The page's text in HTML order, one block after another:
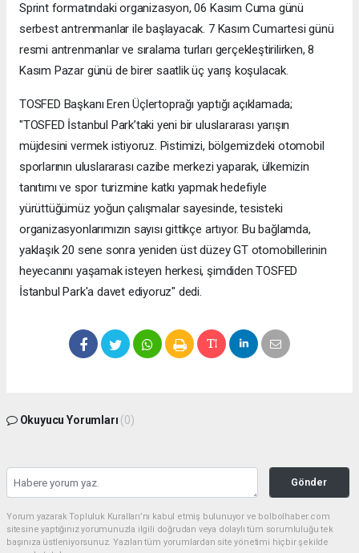
Sprint formatındaki organizasyon, 06 Kasım Cuma günü
serbest antrenmanlar ile başlayacak. 7 Kasım Cumartesi günü
resmi antrenmanlar ve sıralama turları gerçekleştirilirken, 8
Kasım Pazar günü de birer saatlik üç yarış koşulacak.
TOSFED Başkanı Eren Üçlertoprağı yaptığı açıklamada;
"TOSFED İstanbul Park’taki yeni bir uluslararası yarışın
müjdesini vermek istiyoruz. Pistimizi, bölgemizdeki otomobil
sporlarının uluslararası cazibe merkezi yaparak, ülkemizin
tanıtımı ve spor turizmine katkı yapmak hedefiyle
yürüttüğümüz yoğun çalışmalar sayesinde, tesisteki
organizasyonlarımızın sayısı gittikçe artıyor. Bu bağlamda,
yaklaşık 20 sene sonra yeniden üst düzey GT otomobillerinin
heyecanını yaşamak isteyen herkesi, şimdiden TOSFED
İstanbul Park'a davet ediyoruz" dedi.
Okuyucu Yorumları (0)
Gönder
Yorum yazarak Topluluk Kuralları’nı kabul etmiş bulunuyor ve bolbolhaber.com
sitesine yaptığınız yorumunuzla ilgili doğrudan veya dolaylı tüm sorumluluğu tek
başınıza üstleniyorsunuz. Yazılan tüm yorumlardan site yönetimi hiçbir şekilde